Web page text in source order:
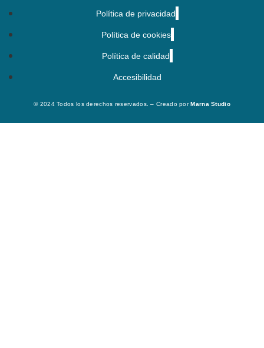
Política de privacidad
Política de cookies
Política de calidad
Accesibilidad
© 2024 Todos los derechos reservados. – Creado porMarna Studio